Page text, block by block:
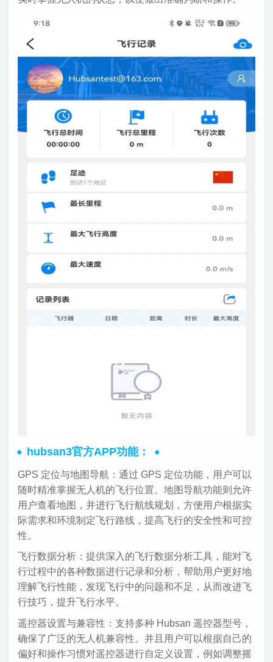
hubsan3官方APP功能：
GPS 定位与地图导航：通过 GPS 定位功能，用户可以
随时精准掌握无人机的飞行位置。地图导航功能则允许
用户查看地图，并进行飞行航线规划，方便用户根据实
际需求和环境制定飞行路线，提高飞行的安全性和可控
性。
飞行数据分析：提供深入的飞行数据分析工具，能对飞
行过程中的各种数据进行记录和分析，帮助用户更好地
理解飞行性能，发现飞行中的问题和不足，从而改进飞
行技巧，提升飞行水平。
遥控器设置与兼容性：支持多种 Hubsan 遥控器型号，
确保了广泛的无人机兼容性。并且用户可以根据自己的
偏好和操作习惯对遥控器进行自定义设置，例如调整摇